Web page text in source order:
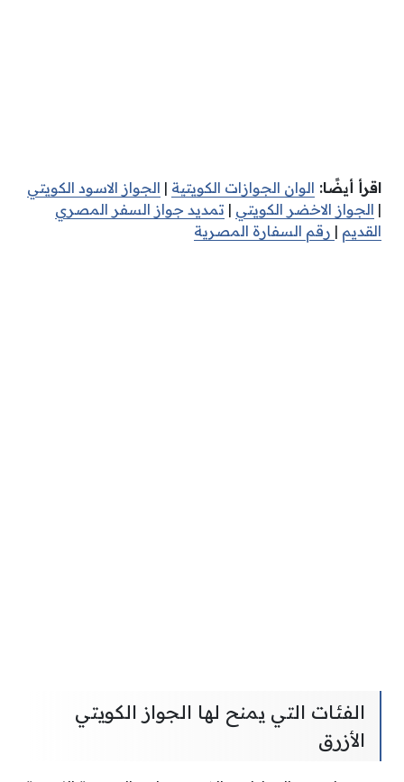
اقرأ أيضًا: الوان الجوازات الكويتية | الجواز الاسود الكويتي
| الجواز الاخضر الكويتي | تمديد جواز السفر المصري
القديم | رقم السفارة المصرية
الفئات التي يمنح لها الجواز الكويتي
الأزرق